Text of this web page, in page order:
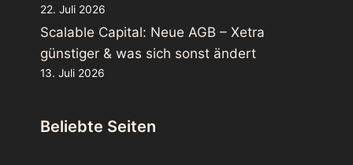
22. Juli 2026
Scalable Capital: Neue AGB – Xetra
günstiger & was sich sonst ändert
13. Juli 2026
Beliebte Seiten